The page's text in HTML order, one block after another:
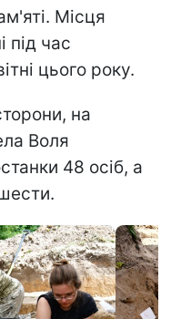
Місця
під час
цього року.
на
Воля
48 осіб, а